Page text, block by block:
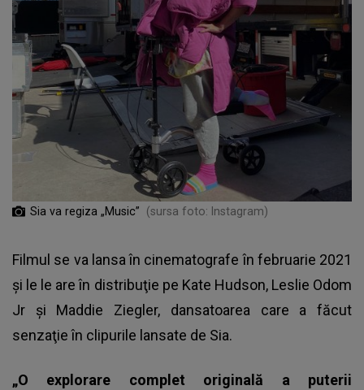
Sia va regiza „Music” (sursa foto: Instagram)
Filmul se va lansa în cinematografe în februarie 2021
și le le are în distribuţie pe Kate Hudson, Leslie Odom
Jr şi Maddie Ziegler, dansatoarea care a făcut
senzaţie în clipurile lansate de Sia.
„O explorare complet originală a puterii